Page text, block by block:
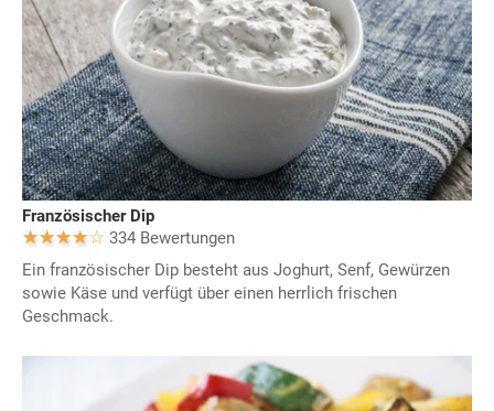
Französischer Dip
334 Bewertungen
Ein französischer Dip besteht aus Joghurt, Senf, Gewürzen
sowie Käse und verfügt über einen herrlich frischen
Geschmack.